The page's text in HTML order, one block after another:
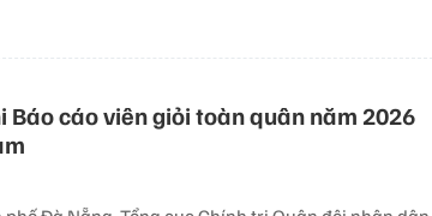
Báo cáo viên giỏi toàn quân năm 2026